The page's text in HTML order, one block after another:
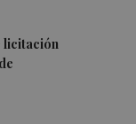
licitación